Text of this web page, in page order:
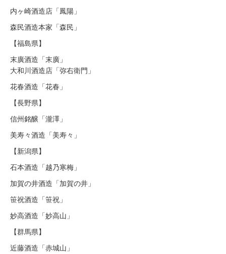
内ヶ崎酒造店「鳳陽」
森民酒造本家「森民」
【福島県】
末廣酒造「末廣」
大和川酒造店「弥右衛門」
花春酒造「花春」
【長野県】
信州銘醸「瀧澤」
美寿々酒造「美寿々」
【新潟県】
石本酒造「越乃寒梅」
加賀の井酒造「加賀の井」
笹祝酒造「笹祝」
妙高酒造「妙高山」
【群馬県】
近藤酒造「赤城山」